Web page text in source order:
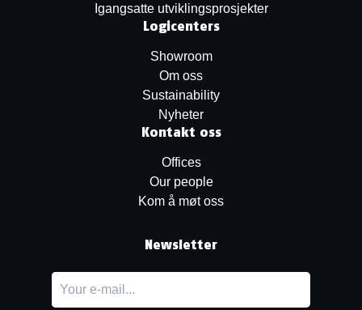
Igangsatte utviklingsprosjekter
Logicenters
Showroom
Om oss
Sustainability
Nyheter
Kontakt oss
Offices
Our people
Kom å møt oss
Newsletter